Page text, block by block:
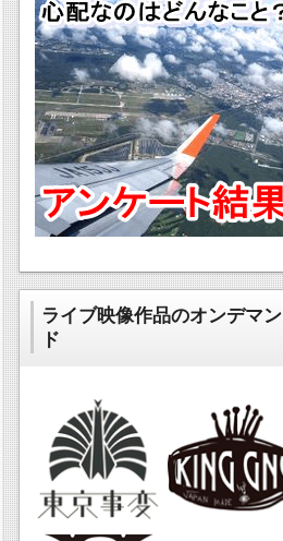
ライブ映像作品のオンデマン
ド